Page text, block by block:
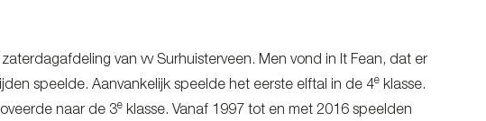
van vv Surhuisterveen. Men vond in It Fean, dat er
speelde. Aanvankelijk speelde het eerste elftal in de 4e klasse.
naar de 3e klasse. Vanaf 1997 tot en met 2016 speelden